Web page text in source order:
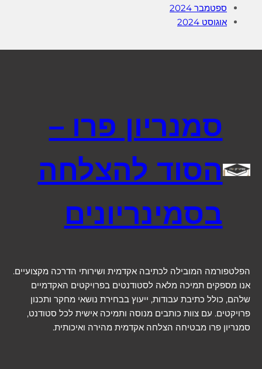
ספטמבר 2024
אוגוסט 2024
סמנריון פרו –
הסוד להצלחה
בסמינריונים
הפלטפורמה המובילה לכתיבה אקדמית ושירותי הדרכה מקצועיים.
אנו מספקים תמיכה מלאה לסטודנטים בפרויקטים האקדמיים
שלהם, כולל כתיבת עבודות, ייעוץ בבחירת נושאי מחקר ותכנון
פרויקטים. עם צוות כותבים מנוסה ותמיכה אישית לכל סטודנט,
סמנריון פרו מבטיחה הצלחה אקדמית מהירה ואיכותית.